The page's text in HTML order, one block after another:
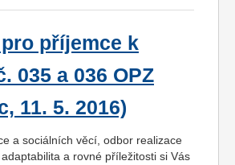
příjemce k
035 a 036 OPZ
11. 5. 2016)
a sociálních věcí, odbor realizace
a rovné příležitosti si Vás